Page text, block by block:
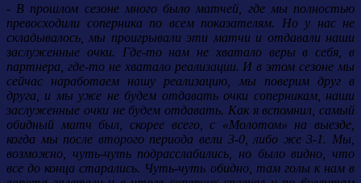
- В прошлом сезоне много было матчей, где мы полностью
превосходили соперника по всем показателям. Но у нас не
складывалось, мы проигрывали эти матчи и отдавали наши
заслуженные очки. Где-то нам не хватало веры в себя, в
партнера, где-то не хватало реализации. И в этом сезоне мы
сейчас наработаем нашу реализацию, мы поверим друг в
друга, и мы уже не будем отдавать очки соперникам, наши
заслуженные очки не будем отдавать. Как я вспомнил, самый
обидный матч был, скорее всего, с «Молотом» на выезде,
когда мы после второго периода вели 3-0, либо же 3-1. Мы,
возможно, чуть-чуть подрасслабились, но было видно, что
все до конца старались. Чуть-чуть обидно, там голы к нам в